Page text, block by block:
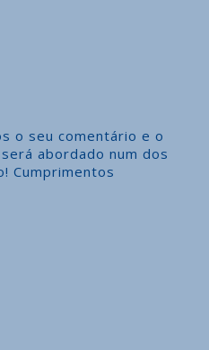
o seu comentário e o
abordado num dos
Cumprimentos